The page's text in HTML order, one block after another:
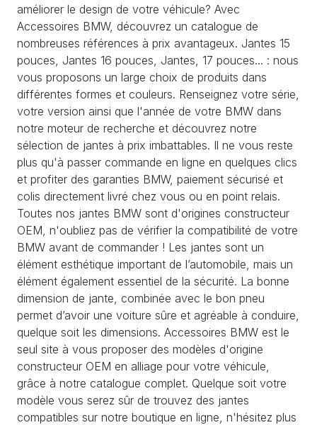
améliorer le design de votre véhicule? Avec
Accessoires BMW, découvrez un catalogue de
nombreuses références à prix avantageux. Jantes 15
pouces, Jantes 16 pouces, Jantes, 17 pouces... : nous
vous proposons un large choix de produits dans
différentes formes et couleurs. Renseignez votre série,
votre version ainsi que l'année de votre BMW dans
notre moteur de recherche et découvrez notre
sélection de jantes à prix imbattables. Il ne vous reste
plus qu'à passer commande en ligne en quelques clics
et profiter des garanties BMW, paiement sécurisé et
colis directement livré chez vous ou en point relais.
Toutes nos jantes BMW sont d'origines constructeur
OEM, n'oubliez pas de vérifier la compatibilité de votre
BMW avant de commander ! Les jantes sont un
élément esthétique important de l’automobile, mais un
élément également essentiel de la sécurité. La bonne
dimension de jante, combinée avec le bon pneu
permet d’avoir une voiture sûre et agréable à conduire,
quelque soit les dimensions. Accessoires BMW est le
seul site à vous proposer des modèles d'origine
constructeur OEM en alliage pour votre véhicule,
grâce à notre catalogue complet. Quelque soit votre
modèle vous serez sûr de trouvez des jantes
compatibles sur notre boutique en ligne, n'hésitez plus